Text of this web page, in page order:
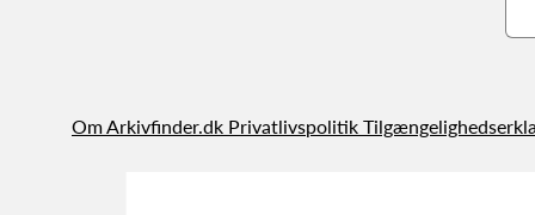
Om Arkivfinder.dk Privatlivspolitik